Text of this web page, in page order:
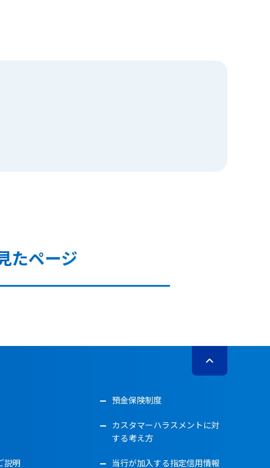
たページ
預金保険制度
カスタマーハラスメントに対
する考え方
説明 当行が加入する指定信用情報